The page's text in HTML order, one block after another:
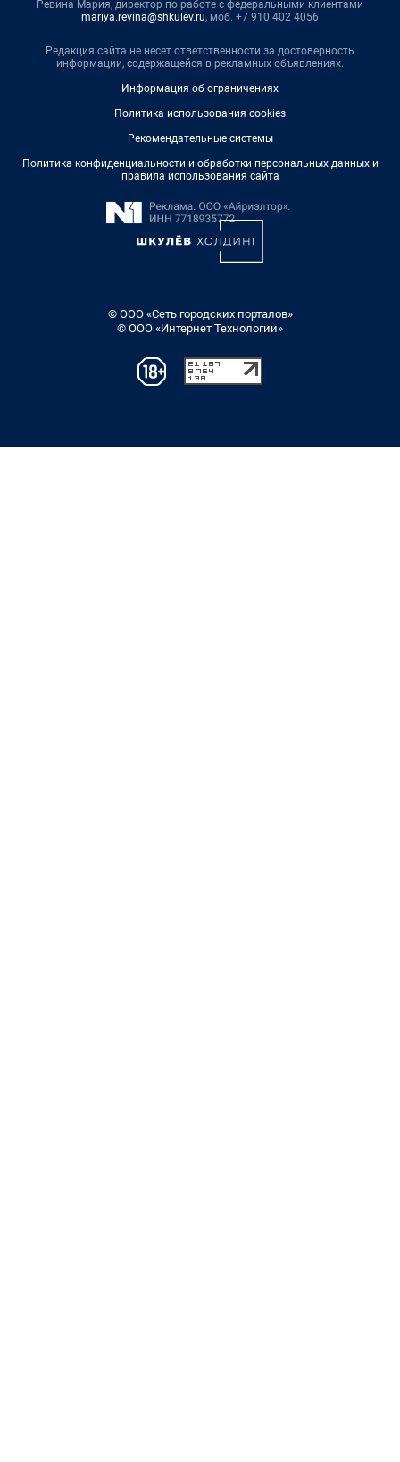
Ревина Мария, директор по работе с федеральными клиентами
mariya.revina@shkulev.ru, моб. +7 910 402 4056
Редакция сайта не несет ответственности за достоверность
информации, содержащейся в рекламных объявлениях.
Информация об ограничениях
Политика использования cookies
Рекомендательные системы
Политика конфиденциальности и обработки персональных данных и
правила использования сайта
© ООО «Сеть городских порталов»
© ООО «Интернет Технологии»